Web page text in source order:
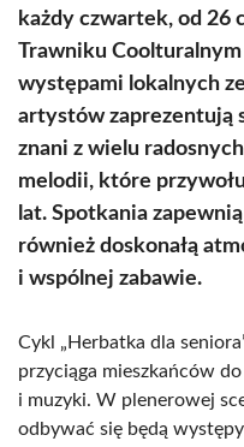
każdy czwartek, od 26
Trawniku
występami lokalnych
artystów zaprezentują
znani z wielu
melodii, które
lat. Spotkania
również doskonałą
i wspólnej zabawie.
Cykl „Herbatka dla
przyciąga mieszkańców
i muzyki. W plenerowej
odbywać się będą